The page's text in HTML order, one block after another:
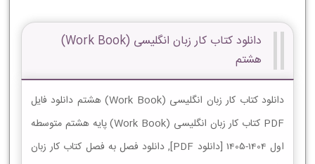
دانلود کتاب کار زبان انگلیسی (Work Book)
هشتم
دانلود کتاب کار زبان انگلیسی (Work Book) هشتم دانلود فایل
PDF کتاب کار زبان انگلیسی (Work Book) پایه هشتم متوسطه
اول 1404-1405 [دانلود PDF], دانلود فصل به فصل کتاب کار زبان